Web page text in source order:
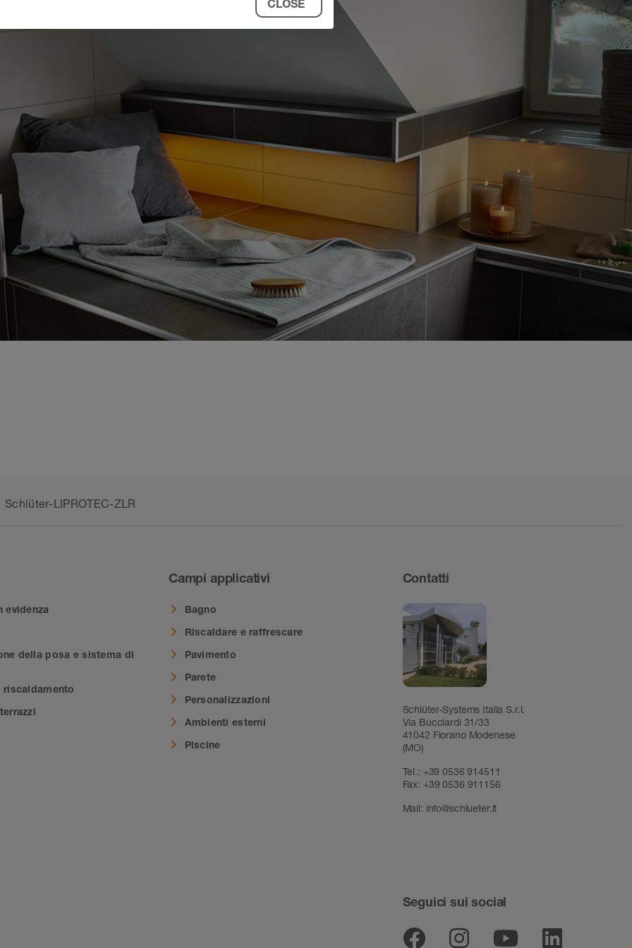
Schlüter-LIPROTEC-ZLR
evidenza
della posa e sistema di
Campi applicativi
Bagno
Riscaldare e raffrescare
Pavimento
Parete
Personalizzazioni
Ambienti esterni
Piscine
Contatti
Schlüter-Systems Italia S.r.l.
Via Bucciardi 31/33
41042 Fiorano Modenese
(MO)
Tel.: +39 0536 914511
Fax: +39 0536 911156
Mail: info@schlueter.it
Seguici sui social
Facebook
Instagram
Youtube
CLOSE